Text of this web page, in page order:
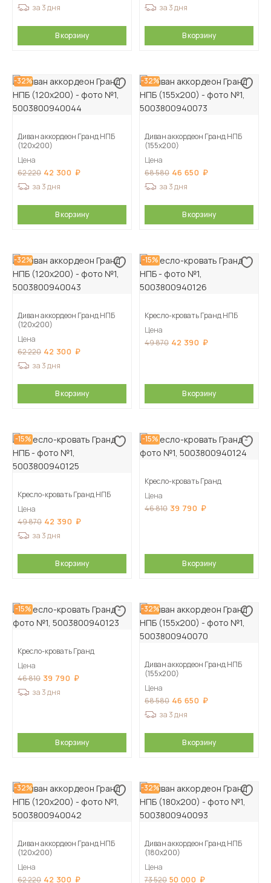
за 3 дня
В корзину
за 3 дня
В корзину
-32%
Диван аккордеон Гранд НПБ
(120х200)
Цена
62 220 42 300
за 3 дня
В корзину
-32%
Диван аккордеон Гранд НПБ
(155х200)
Цена
68 580 46 650
за 3 дня
В корзину
-32%
Диван аккордеон Гранд НПБ
(120х200)
Цена
62 220 42 300
за 3 дня
В корзину
-15%
Кресло-кровать Гранд НПБ
Цена
49 870 42 390
В корзину
-15%
Кресло-кровать Гранд НПБ
Цена
49 870 42 390
за 3 дня
В корзину
-15%
Кресло-кровать Гранд
Цена
46 810 39 790
В корзину
-15%
Кресло-кровать Гранд
Цена
46 810 39 790
за 3 дня
В корзину
-32%
Диван аккордеон Гранд НПБ
(155х200)
Цена
68 580 46 650
за 3 дня
В корзину
-32%
Диван аккордеон Гранд НПБ
(120х200)
Цена
62 220 42 300
-32%
Диван аккордеон Гранд НПБ
(180х200)
Цена
73 520 50 000